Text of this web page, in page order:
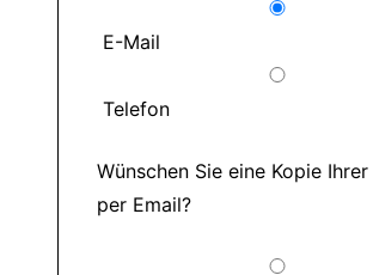
E-Mail
Telefon
Wünschen Sie eine Kopie
per Email?